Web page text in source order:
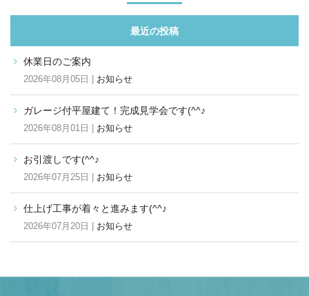
最近の投稿
休業日のご案内
2026年08月05日 | お知らせ
ガレージ付平屋建て！完成見学会です(^^♪
2026年08月01日 | お知らせ
お引渡しです(^^♪
2026年07月25日 | お知らせ
仕上げ工事が着々と進みます(^^♪
2026年07月20日 | お知らせ